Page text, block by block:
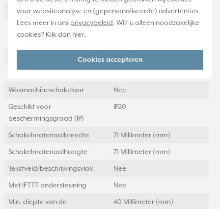
voor websiteanalyse en (gepersonaliseerde) advertenties.
Lees meer in ons privacybeleid. Wilt u alleen noodzakelijke
cookies? Klik dan hier.
Cookies accepteren
Opdruk/indicatie Geen
Schakelstroom voor
Wasmachineschakelaar Nee
Geschikt voor
beschermingsgraad (IP)
IP20
Schakelmateriaalbreedte 71 Millimeter (mm)
Schakelmateriaalhoogte 71 Millimeter (mm)
Tekstveld/beschrijvingsvlak Nee
Met IFTTT ondersteuning Nee
Min. diepte van de
40 Millimeter (mm)